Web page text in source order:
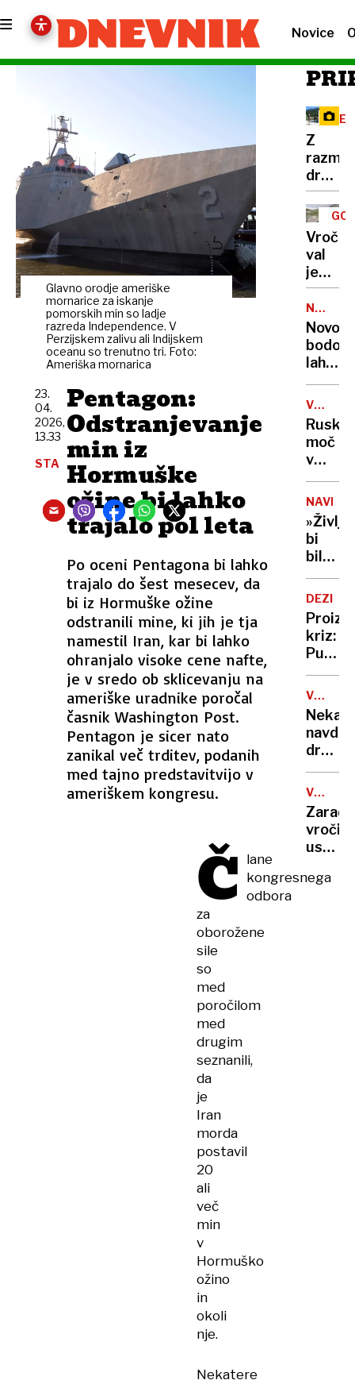
Novice
Glavno orodje ameriške
mornarice za iskanje
pomorskih min so ladje
razreda Independence. V
Perzijskem zalivu ali Indijskem
oceanu so trenutno tri. Foto:
Ameriška mornarica
Pentagon:
Odstranjevanje
min iz
Hormuške
ožine bi lahko
trajalo pol leta
Po oceni Pentagona bi lahko
trajalo do šest mesecev, da
bi iz Hormuške ožine
odstranili mine, ki jih je tja
namestil Iran, kar bi lahko
ohranjalo visoke cene nafte,
je v sredo ob sklicevanju na
ameriške uradnike poročal
časnik Washington Post.
Pentagon je sicer nato
zanikal več trditev, podanih
med tajno predstavitvijo v
ameriškem kongresu.
23.
04.
2026,
13.33
STA
Č lane
kongresnega
odbora
za
oborožene
sile
so
med
poročilom
med
drugim
seznanili,
da
je
Iran
morda
postavil
20
ali
več
min
v
Hormuško
ožino
in
okoli
nje.
Nekatere
Z
na
Vršič
leze
vsak,
ki
ozadje
za
selfije
val
je
gore,
zaradi
vode
v
kočah
bodo
lahko
že v
VOJNA
V
Ruska
moč
v
Tihem
vajo
in
rakete
bi
bilo
97-
letnica
z
podrla
lastni
rekord
kriz:
Putin
je
našel
novo
orožje
za
V
ZDA
drugi
nove
viruse
VAL
Zaradi
na